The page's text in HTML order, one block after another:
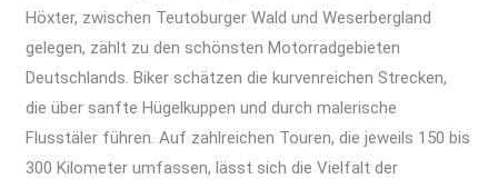
Höxter, zwischen Teutoburger Wald und Weserbergland
gelegen, zählt zu den schönsten Motorradgebieten
Deutschlands. Biker schätzen die kurvenreichen Strecken,
die über sanfte Hügelkuppen und durch malerische
Flusstäler führen. Auf zahlreichen Touren, die jeweils 150 bis
300 Kilometer umfassen, lässt sich die Vielfalt der